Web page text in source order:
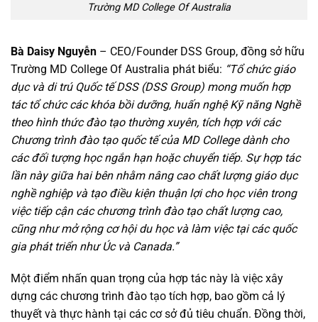
Trường MD College Of Australia
Bà Daisy Nguyễn – CEO/Founder DSS Group, đồng sở hữu
Trường MD College Of Australia phát biểu: “Tổ chức giáo
dục và di trú Quốc tế DSS (DSS Group) mong muốn hợp
tác tổ chức các khóa bồi dưỡng, huấn nghệ Kỹ năng Nghề
theo hình thức đào tạo thường xuyên, tích hợp với các
Chương trình đào tạo quốc tế của MD College dành cho
các đối tượng học ngắn hạn hoặc chuyển tiếp. Sự hợp tác
lần này giữa hai bên nhằm nâng cao chất lượng giáo dục
nghề nghiệp và tạo điều kiện thuận lợi cho học viên trong
việc tiếp cận các chương trình đào tạo chất lượng cao,
cũng như mở rộng cơ hội du học và làm việc tại các quốc
gia phát triển như Úc và Canada.”
Một điểm nhấn quan trọng của hợp tác này là việc xây
dựng các chương trình đào tạo tích hợp, bao gồm cả lý
thuyết và thực hành tại các cơ sở đủ tiêu chuẩn. Đồng thời,